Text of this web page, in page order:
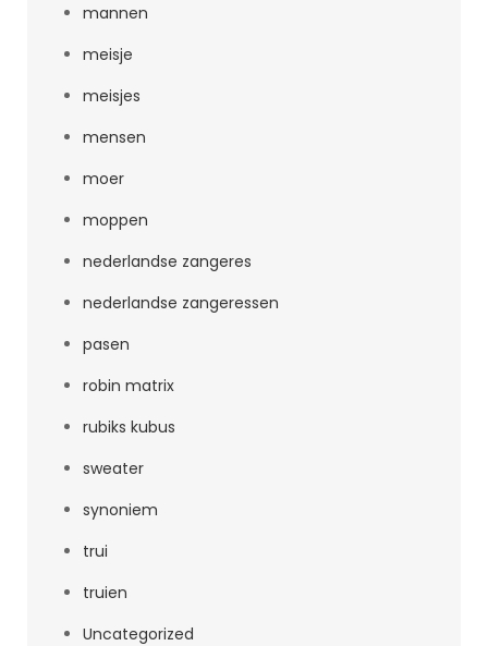
mannen
meisje
meisjes
mensen
moer
moppen
nederlandse zangeres
nederlandse zangeressen
pasen
robin matrix
rubiks kubus
sweater
synoniem
trui
truien
Uncategorized